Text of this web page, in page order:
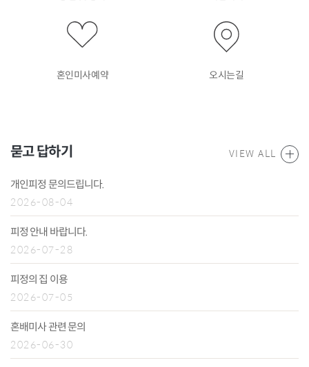
혼인미사예약 오시는길
묻고 답하기 VIEW ALL
개인피정 문의드립니다.
2026-08-04
피정 안내 바랍니다.
2026-07-28
피정의 집 이용
2026-07-05
혼배미사 관련 문의
2026-06-30